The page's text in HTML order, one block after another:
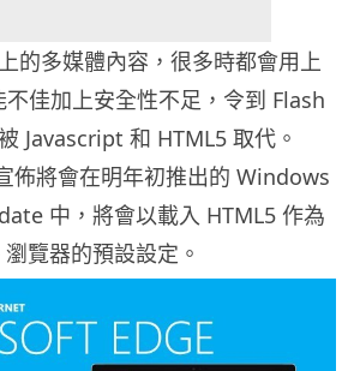
的多媒體內容，很多時都會用上
佳加上安全性不足，令到 Flash
Javascript 和 HTML5 取代。
佈將會在明年初推出的 Windows
中，將會以載入 HTML5 作為
覽器的預設設定。